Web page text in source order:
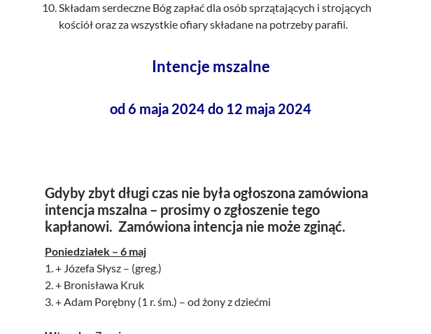
Składam serdeczne Bóg zapłać dla osób sprzątających i strojących
kościół oraz za wszystkie ofiary składane na potrzeby parafii.
Intencje mszalne
od 6 maja 2024 do 12 maja 2024
Gdyby zbyt długi czas nie była ogłoszona zamówiona
intencja mszalna – prosimy o zgłoszenie tego
kapłanowi. Zamówiona intencja nie może zginąć.
Poniedziałek – 6 maj
1. + Józefa Słysz – (greg.)
2. + Bronisława Kruk
3. + Adam Porębny (1 r. śm.) – od żony z dziećmi